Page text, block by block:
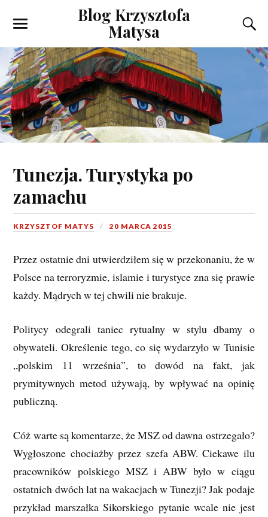
Blog Krzysztofa
Matysa
Tunezja. Turystyka po
zamachu
KRZYSZTOF MATYS 20 MARCA 2015
Przez ostatnie dni utwierdziłem się w przekonaniu, że w
Polsce na terroryzmie, islamie i turystyce zna się prawie
każdy. Mądrych w tej chwili nie brakuje.
Politycy odegrali taniec rytualny w stylu dbamy o
obywateli. Określenie tego, co się wydarzyło w Tunisie
„polskim 11 września”, to dowód na fakt, jak
prymitywnych metod używają, by wpływać na opinię
publiczną.
Cóż warte są komentarze, że MSZ od dawna ostrzegało?
Wygłoszone chociażby przez szefa ABW. Ciekawe ilu
pracowników polskiego MSZ i ABW było w ciągu
ostatnich dwóch lat na wakacjach w Tunezji? Jak podaje
przykład marszałka Sikorskiego pytanie wcale nie jest